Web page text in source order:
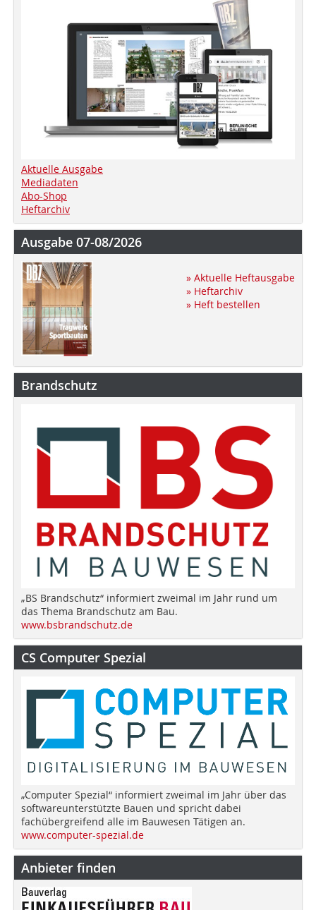
Aktuelle Ausgabe
Mediadaten
Abo-Shop
Heftarchiv
Ausgabe 07-08/2026
» Aktuelle Heftausgabe
» Heftarchiv
» Heft bestellen
Brandschutz
„BS Brandschutz“ informiert zweimal im Jahr rund um
das Thema Brandschutz am Bau.
www.bsbrandschutz.de
CS Computer Spezial
„Computer Spezial“ informiert zweimal im Jahr über das
softwareunterstützte Bauen und spricht dabei
fachübergreifend alle im Bauwesen Tätigen an.
www.computer-spezial.de
Anbieter finden